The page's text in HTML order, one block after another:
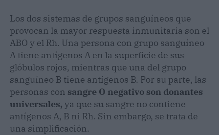
Los dos sistemas de grupos sanguíneos que
provocan la mayor respuesta inmunitaria son el
ABO y el Rh. Una persona con grupo sanguíneo
A tiene antígenos A en la superficie de sus
glóbulos rojos, mientras que una del grupo
sanguíneo B tiene antígenos B. Por su parte, las
personas con sangre O negativo son donantes
universales, ya que su sangre no contiene
antígenos A, B ni Rh. Sin embargo, se trata de
una simplificación.